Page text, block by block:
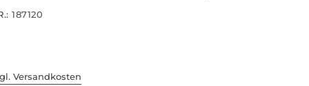
187120
Versandkosten